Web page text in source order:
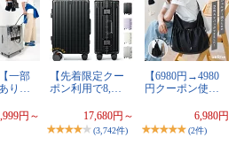
一部
り…
円～
【先着限定クー
ポン利用で8,…
17,680円～
(3,742件)
【6980円→4980
円クーポン使…
6,980円
(2件)